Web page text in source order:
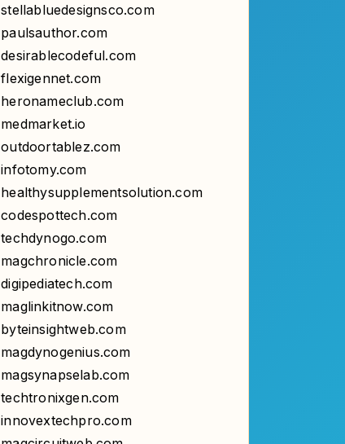
desirablecodeful.com
flexigennet.com
heronameclub.com
medmarket.io
outdoortablez.com
infotomy.com
healthysupplementsolution.com
codespottech.com
techdynogo.com
magchronicle.com
digipediatech.com
maglinkitnow.com
byteinsightweb.com
magdynogenius.com
magsynapselab.com
techtronixgen.com
innovextechpro.com
magcircuitweb.com
techscopexpert.com